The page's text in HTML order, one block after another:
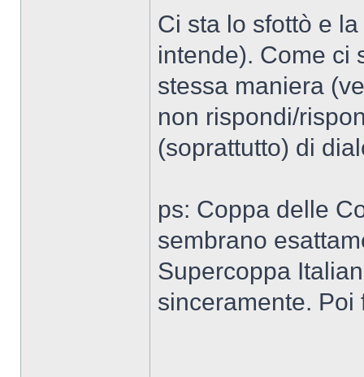
Ci sta lo sfottò e
intende). Come ci
stessa maniera
non rispondi/
(soprattutto) di
ps: Coppa delle
sembrano
Supercoppa
sinceramente. Poi